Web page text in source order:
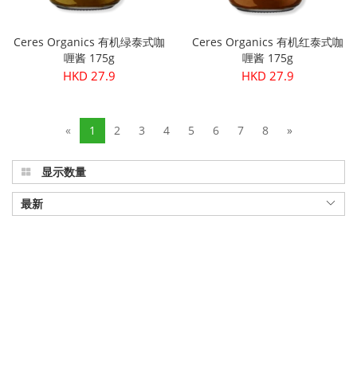
Ceres Organics 有机绿泰式咖
喱酱 175g
HKD 27.9
Ceres Organics 有机红泰式咖
喱酱 175g
HKD 27.9
« 1 2 3 4 5 6 7 8 »
显示数量
最新